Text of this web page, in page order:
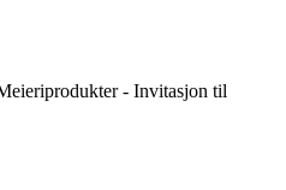
- Invitasjon til